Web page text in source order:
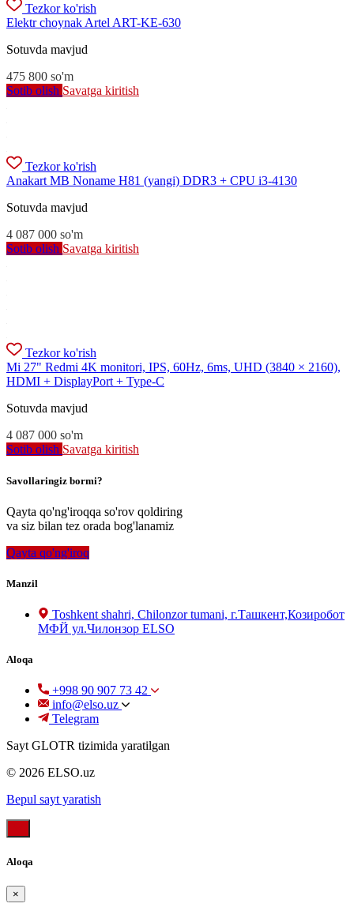
Tezkor ko'rish
Elektr choynak Artel ART-KE-630
Sotuvda mavjud
475 800 so'm
Sotib olish Savatga kiritish
Tezkor ko'rish
Anakart MB Noname H81 (yangi) DDR3 + CPU i3-4130
Sotuvda mavjud
4 087 000 so'm
Sotib olish Savatga kiritish
Tezkor ko'rish
Mi 27" Redmi 4K monitori, IPS, 60Hz, 6ms, UHD (3840 × 2160),
HDMI + DisplayPort + Type-C
Sotuvda mavjud
4 087 000 so'm
Sotib olish Savatga kiritish
Savollaringiz bormi?
Qayta qo'ng'iroqqa so'rov qoldiring
va siz bilan tez orada bog'lanamiz
Qayta qo'ng'iroq
Manzil
Toshkent shahri, Chilonzor tumani, г.Ташкент,Козиробот
МФЙ ул.Чилонзор ELSO
Aloqa
+998 90 907 73 42
info@elso.uz
Telegram
Sayt GLOTR tizimida yaratilgan
© 2026 ELSO.uz
Bepul sayt yaratish
Aloqa
×